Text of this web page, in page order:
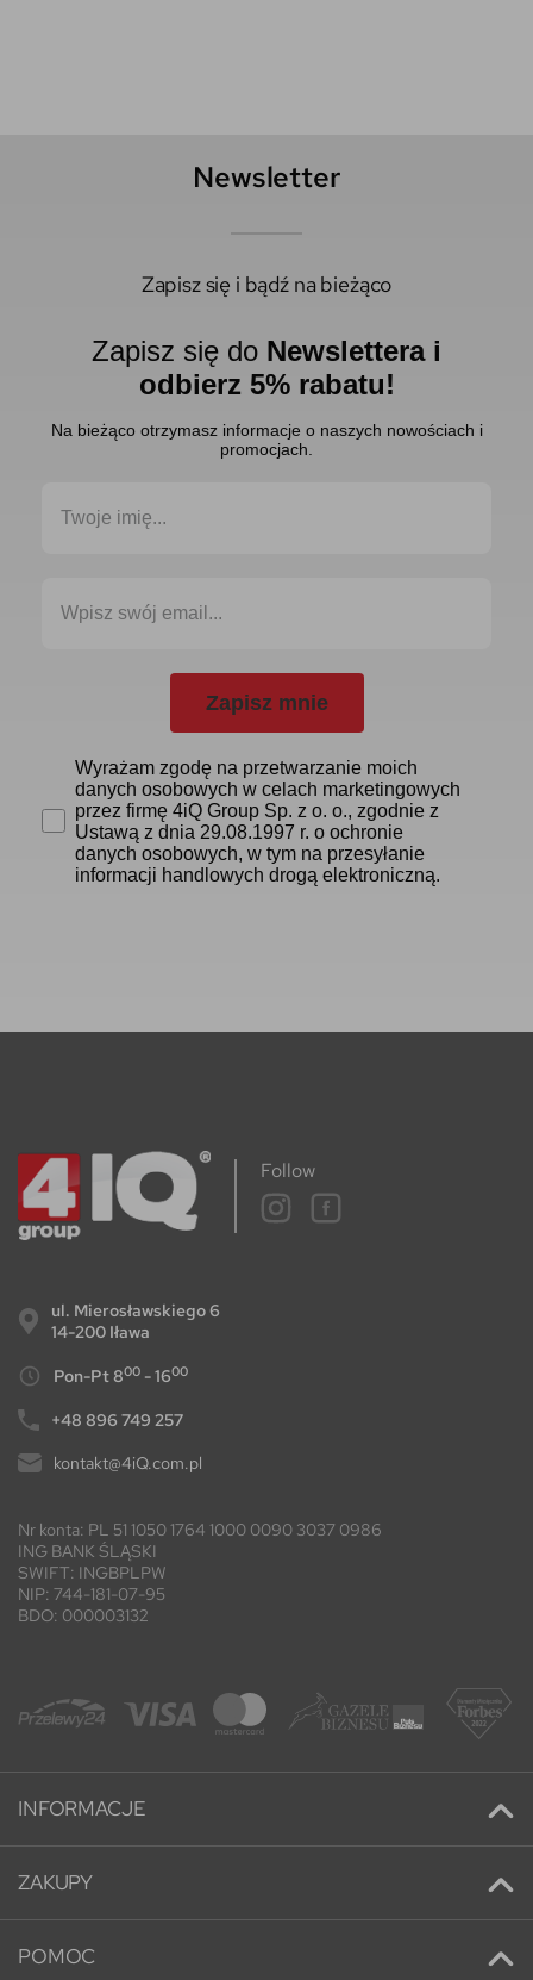
Newsletter
Zapisz się i bądź na bieżąco
Zapisz się do Newslettera i
odbierz 5% rabatu!
Na bieżąco otrzymasz informacje o naszych nowościach i
promocjach.
Zapisz mnie
Wyrażam zgodę na przetwarzanie moich
danych osobowych w celach marketingowych
przez firmę 4iQ Group Sp. z o. o., zgodnie z
Ustawą z dnia 29.08.1997 r. o ochronie
danych osobowych, w tym na przesyłanie
informacji handlowych drogą elektroniczną.
Follow
ul. Mierosławskiego 6
14-200 Iława
Pon-Pt 800 - 1600
+48 896 749 257
kontakt@4iQ.com.pl
Nr konta: PL 51 1050 1764 1000 0090 3037 0986
ING BANK ŚLĄSKI
SWIFT: INGBPLPW
NIP: 744-181-07-95
BDO: 000003132
INFORMACJE
Kontakt
Promocje
ZAKUPY
Adresy
Historia zamówień
POMOC